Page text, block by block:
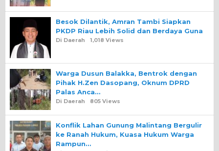
Besok Dilantik, Amran Tambi Siapkan
PKDP Riau Lebih Solid dan Berdaya Guna
Di Daerah 1,018 Views
Warga Dusun Balakka, Bentrok dengan
Pihak H.Zen Dasopang, Oknum DPRD
Palas Anca…
Di Daerah 805 Views
Konflik Lahan Gunung Malintang Bergulir
ke Ranah Hukum, Kuasa Hukum Warga
Rampun…